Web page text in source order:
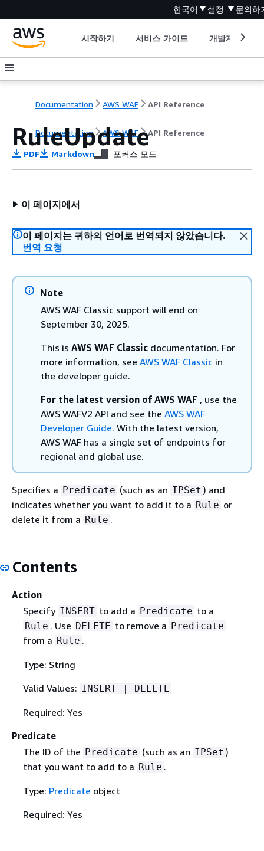
한국어 설정 문의하
시작하기 서비스 가이드 개발자 도구
Documentation AWS WAF API Reference
Documentation AWS WAF API Reference
RuleUpdate
PDF Markdown 포커스 모드
이 페이지에서
이 페이지는 귀하의 언어로 번역되지 않았습니다.
번역 요청
Note
AWS WAF Classic support will end on
September 30, 2025.
This is AWS WAF Classic documentation. For
more information, see AWS WAF Classic in
the developer guide.
For the latest version of AWS WAF , use the
AWS WAFV2 API and see the AWS WAF
Developer Guide. With the latest version,
AWS WAF has a single set of endpoints for
regional and global use.
Specifies a Predicate (such as an IPSet ) and
indicates whether you want to add it to a Rule or
delete it from a Rule .
Contents
Action
Specify INSERT to add a Predicate to a
Rule . Use DELETE to remove a Predicate
from a Rule .
Type: String
Valid Values: INSERT | DELETE
Required: Yes
Predicate
The ID of the Predicate (such as an IPSet )
that you want to add to a Rule .
Type: Predicate object
Required: Yes